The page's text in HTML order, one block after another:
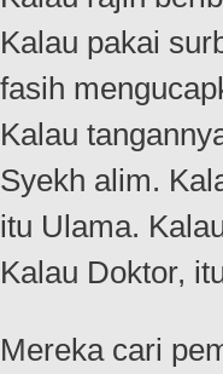
Kalau pakai
fasih
Kalau
Syekh alim.
itu Ulama.
Kalau Doktor,
Mereka cari